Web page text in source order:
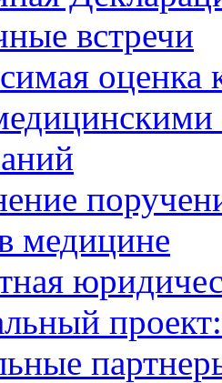
встречи
оценка
медицине